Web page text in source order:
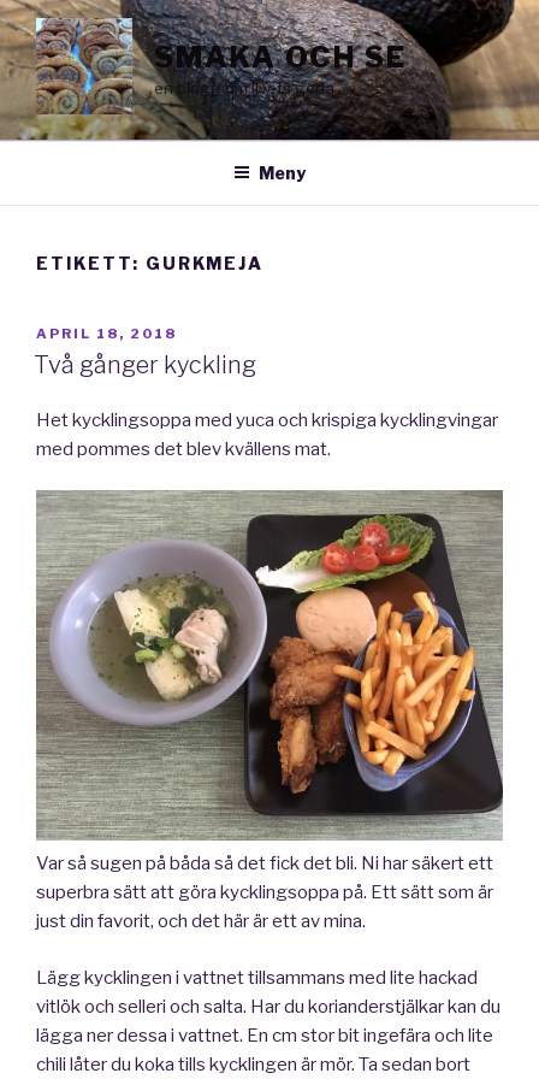
Hoppa
till
innehåll
SMAKA OCH SE
en blogg om livets goda
Meny
ETIKETT: GURKMEJA
PUBLICERAT
APRIL 18, 2018
Två gånger kyckling
Het kycklingsoppa med yuca och krispiga kycklingvingar
med pommes det blev kvällens mat.
Var så sugen på båda så det fick det bli. Ni har säkert ett
superbra sätt att göra kycklingsoppa på. Ett sätt som är
just din favorit, och det här är ett av mina.
Lägg kycklingen i vattnet tillsammans med lite hackad
vitlök och selleri och salta. Har du korianderstjälkar kan du
lägga ner dessa i vattnet. En cm stor bit ingefära och lite
chili låter du koka tills kycklingen är mör. Ta sedan bort